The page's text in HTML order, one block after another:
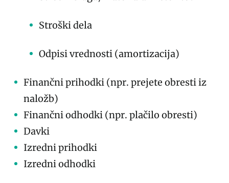
Stroški dela
Odpisi vrednosti (amortizacija)
Finančni prihodki (npr. prejete obresti iz
naložb)
Finančni odhodki (npr. plačilo obresti)
Davki
Izredni prihodki
Izredni odhodki